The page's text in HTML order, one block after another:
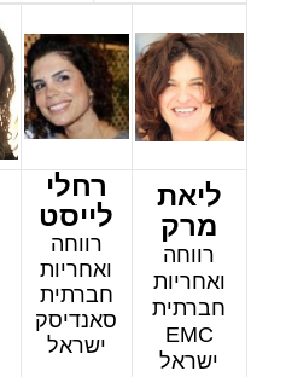
ליאת
מרק
רווחה
ואחריות
חברתית
EMC
ישראל
רחלי
לייסט
רווחה
ואחריות
חברתית
סאנדיסק
ישראל